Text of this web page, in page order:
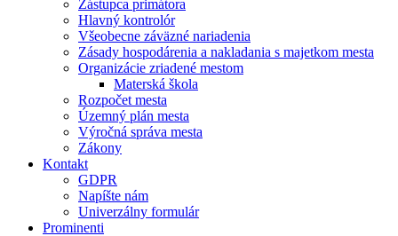
Zástupca primátora
Hlavný kontrolór
Všeobecne záväzné nariadenia
Zásady hospodárenia a nakladania s majetkom mesta
Organizácie zriadené mestom
Materská škola
Rozpočet mesta
Územný plán mesta
Výročná správa mesta
Zákony
Kontakt
GDPR
Napíšte nám
Univerzálny formulár
Prominenti